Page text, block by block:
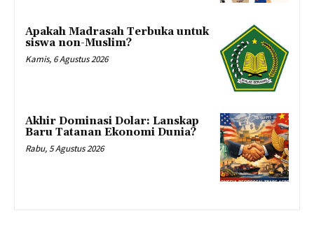
Apakah Madrasah Terbuka untuk
siswa non-Muslim?
Kamis, 6 Agustus 2026
Akhir Dominasi Dolar: Lanskap
Baru Tatanan Ekonomi Dunia?
Rabu, 5 Agustus 2026